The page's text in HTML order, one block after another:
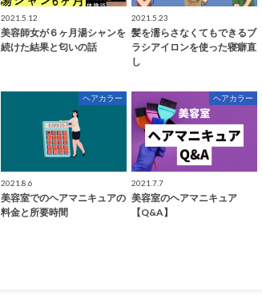
2021.5.12
美容師女が６ヶ月湯シャンを
続けた結果と匂いの話
2021.5.23
髪を濡らさなくてもできるブ
ラシアイロンを使った寝癖直
し
ヘアカラー
2021.8.6
美容室でのヘアマニキュアの
料金と所要時間
ヘアカラー
2021.7.7
美容室のヘアマニキュア
【Q&A】